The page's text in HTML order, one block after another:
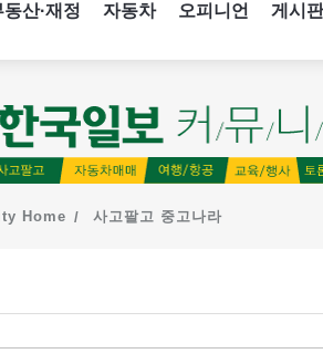
동산·재정 자동차 오피니언 게시판
Home 사고팔고 중고나라